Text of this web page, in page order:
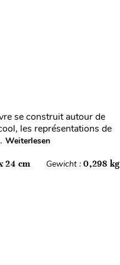
se construit autour de
les représentations de
Weiterlesen
24 cm Gewicht :0,298 kg